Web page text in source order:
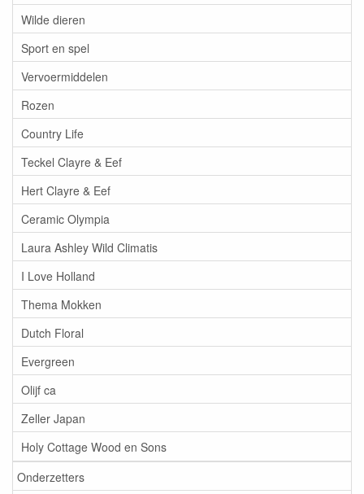
Wilde dieren
Sport en spel
Vervoermiddelen
Rozen
Country Life
Teckel Clayre & Eef
Hert Clayre & Eef
Ceramic Olympia
Laura Ashley Wild Climatis
I Love Holland
Thema Mokken
Dutch Floral
Evergreen
Olijf ca
Zeller Japan
Holy Cottage Wood en Sons
Onderzetters